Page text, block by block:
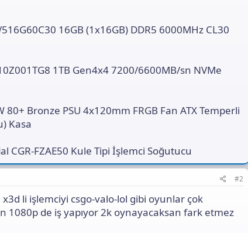
16GB (1x16GB) DDR5 6000MHz CL30
1TB Gen4x4 7200/6600MB/sn NVMe
Bronze PSU 4x120mm FRGB Fan ATX Temperli
Kasa
CGR-FZAE50 Kule Tipi İşlemci Soğutucu
#2
li işlemciyi csgo-valo-lol gibi oyunlar çok
1080p de iş yapıyor 2k oynayacaksan fark etmez